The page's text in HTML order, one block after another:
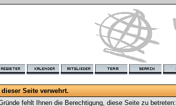
Seite verwehrt.
fehlt Ihnen die Berechtigung, diese Seite zu betreten: